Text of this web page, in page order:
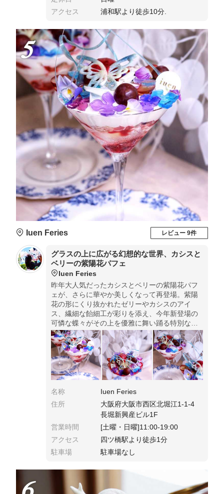
アクセス
浦和駅より徒歩10分.
5
Iuen Feries レビュー 9件
グラスの上に広がる幻想的な世界、カシスと
ベリーの紫陽花パフェ
Iuen Feries
昨年大人気だったカシスとベリーの紫陽花パフ
ェが、さらに華やか美しくなって再登場。紫陽
花の形にくり抜かれたゼリーやカシスのアイ
ス、繊細な飴細工が彩りを添え、今年新登場の
可憐な蝶々がその上を優雅に舞い踊る特別な仕
上がりに。梅雨時期の期間限定パフェなので、
この機会をお見逃しなく。
名称
Iuen Feries
住所
大阪府大阪市西区北堀江1-1-4
長堀新興産ビル1F
営業時間
[土曜・日曜]11:00-19:00
アクセス
四ツ橋駅より徒歩1分
駐車場
駐車場なし